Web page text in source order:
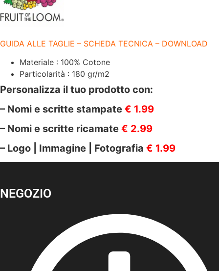
3
BOTTONI
|
BLUE
GUIDA ALLE TAGLIE – SCHEDA TECNICA – DOWNLOAD
Materiale : 100% Cotone
Particolarità : 180 gr/m2
Personalizza il tuo prodotto con:
– Nomi e scritte stampate € 1.99
– Nomi e scritte ricamate € 2.99
– Logo | Immagine | Fotografia € 1.99
NEGOZIO